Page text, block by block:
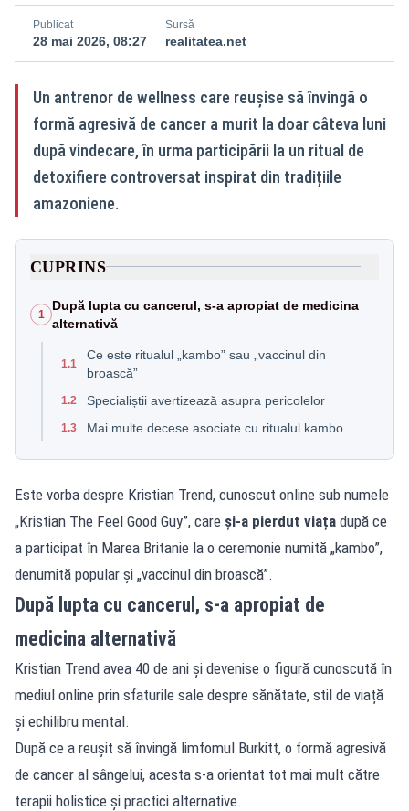
Publicat
28 mai 2026, 08:27
Sursă
realitatea.net
Un antrenor de wellness care reușise să învingă o
formă agresivă de cancer a murit la doar câteva luni
după vindecare, în urma participării la un ritual de
detoxifiere controversat inspirat din tradițiile
amazoniene.
CUPRINS
1
După lupta cu cancerul, s-a apropiat de medicina
alternativă
1.1
Ce este ritualul „kambo” sau „vaccinul din
broască”
1.2 Specialiștii avertizează asupra pericolelor
1.3 Mai multe decese asociate cu ritualul kambo
Este vorba despre Kristian Trend, cunoscut online sub numele
„Kristian The Feel Good Guy”, care și-a pierdut viața după ce
a participat în Marea Britanie la o ceremonie numită „kambo”,
denumită popular și „vaccinul din broască”.
După lupta cu cancerul, s-a apropiat de
medicina alternativă
Kristian Trend avea 40 de ani și devenise o figură cunoscută în
mediul online prin sfaturile sale despre sănătate, stil de viață
și echilibru mental.
După ce a reușit să învingă limfomul Burkitt, o formă agresivă
de cancer al sângelui, acesta s-a orientat tot mai mult către
terapii holistice și practici alternative.